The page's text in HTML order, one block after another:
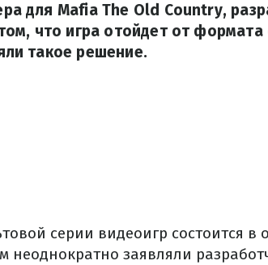
для Mafia The Old Country,
что игра отойдет от формата
такое решение.
серии видеоигр состоится в
неоднократно заявляли